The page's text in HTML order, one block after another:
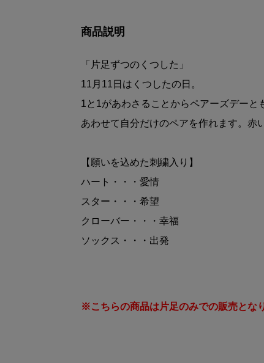
商品説明
「片足ずつのくつした」
11月11日はくつしたの日。
1と1があわさることからペアーズデー
あわせて自分だけのペアを作れます。赤
【願いを込めた刺繍入り】
ハート・・・愛情
スター・・・希望
クローバー・・・幸福
ソックス・・・出発
※こちらの商品は片足のみでの販売とな